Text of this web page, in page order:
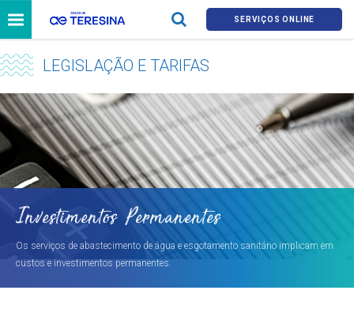
SERVIÇOS ONLINE
LEGISLAÇÃO E TARIFAS
Investimentos Permanentes
Os serviços de abastecimento de água e esgotamento sanitário implicam em
custos e investimentos permanentes.